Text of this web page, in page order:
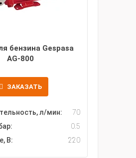
бензина Gespasa
AG-800
ЗАКАЗАТЬ
л/мин:
70
0.5
В:
220